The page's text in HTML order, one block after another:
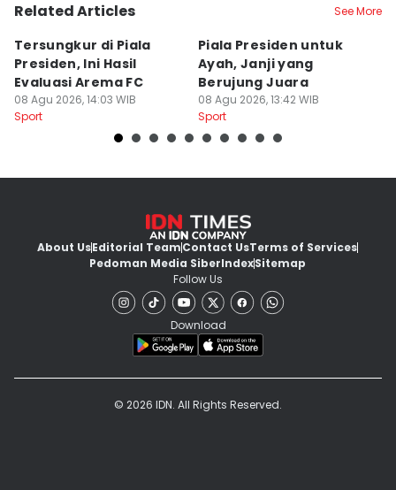
Related Articles See More
Tersungkur di Piala
Presiden, Ini Hasil
Evaluasi Arema FC
08 Agu 2026, 14:03 WIB
Sport
Piala Presiden untuk
Ayah, Janji yang
Berujung Juara
08 Agu 2026, 13:42 WIB
Sport
About UsEditorial TeamContact UsTerms of Services
Pedoman Media SiberIndexSitemap
Follow Us
Download
© 2026 IDN. All Rights Reserved.